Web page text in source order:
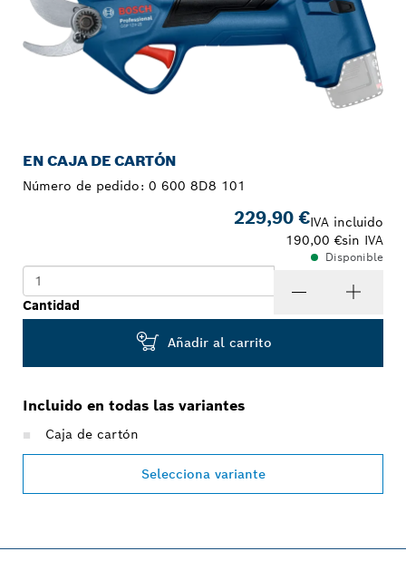
EN CAJA DE CARTÓN
Número de pedido: 0 600 8D8 101
229,90 €IVA incluido
190,00 €sin IVA
Disponible
Cantidad
Añadir al carrito
Incluido en todas las variantes
Caja de cartón
Selecciona variante